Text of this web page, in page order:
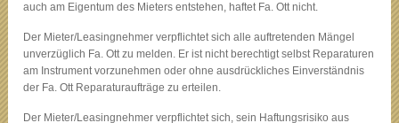
auch am Eigentum des Mieters entstehen, haftet Fa. Ott nicht.
Der Mieter/Leasingnehmer verpflichtet sich alle auftretenden Mängel
unverzüglich Fa. Ott zu melden. Er ist nicht berechtigt selbst Reparaturen
am Instrument vorzunehmen oder ohne ausdrückliches Einverständnis
der Fa. Ott Reparaturaufträge zu erteilen.
Der Mieter/Leasingnehmer verpflichtet sich, sein Haftungsrisiko aus